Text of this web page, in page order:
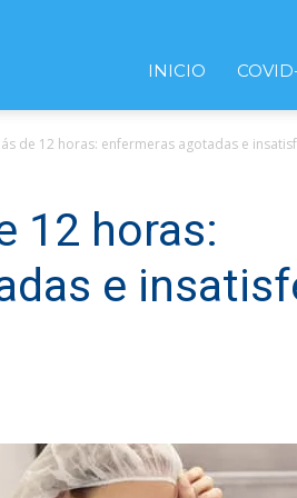
INICIO
de 12 horas: enfermeras agotadas e
12 horas:
e